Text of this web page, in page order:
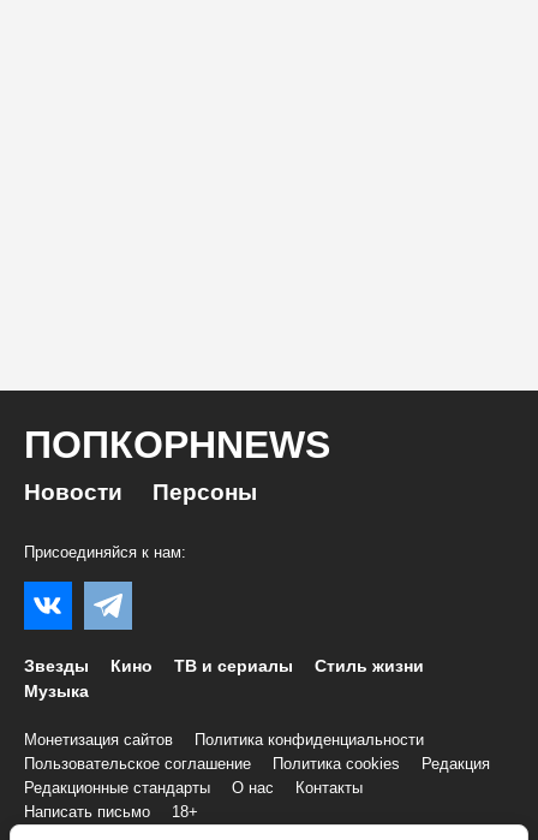
ПОПКОРНNEWS
Новости Персоны
Присоединяйся к нам:
Звезды Кино ТВ и сериалы
Стиль жизни
Музыка
Монетизация сайтов
Политика конфиденциальности
Пользовательское соглашение
Политика cookies
Редакция
Редакционные стандарты
О нас
Контакты
Написать письмо
18+